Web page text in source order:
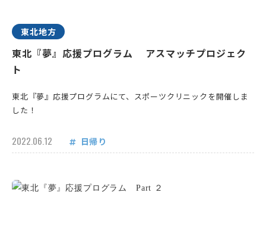
東北地方
東北『夢』応援プログラム アスマッチプロジェク
ト
東北『夢』応援プログラムにて、スポーツクリニックを開催しま
した！
2022.06.12 日帰り